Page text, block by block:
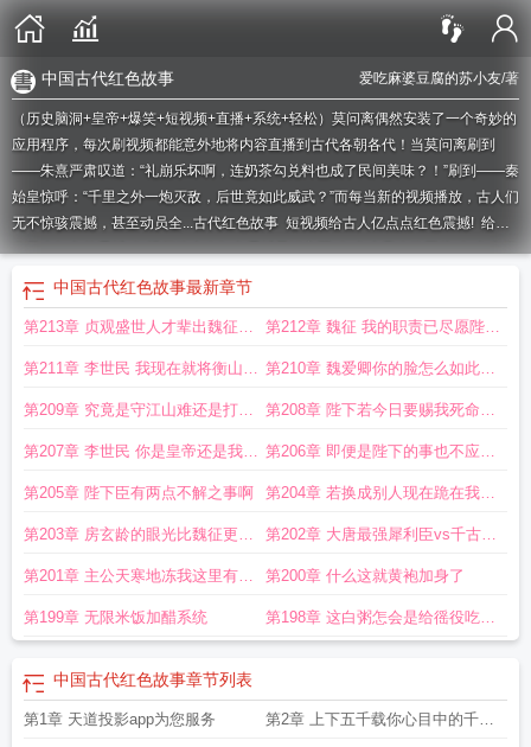
爱吃麻婆豆腐的苏小友/著
中国古代红色故事
（历史脑洞+皇帝+爆笑+短视频+直播+系统+轻松）莫问离偶然安装了一个奇妙的
应用程序，每次刷视频都能意外地将内容直播到古代各朝各代！当莫问离刷到
——朱熹严肃叹道：“礼崩乐坏啊，连奶茶勾兑料也成了民间美味？！”刷到——秦
始皇惊呼：“千里之外一炮灭敌，后世竟如此威武？”而每当新的视频播放，古人们
无不惊骇震撼，甚至动员全...古代红色故事 短视频给古人亿点点红色震撼! 给古
人带来红色的震撼短视频给古人红色震撼星汉玄羽红色古风人物图片红色古代
背景图 红色古装视频 古代 红色 给古人看红色的震撼
国古代红色故事
局给古人红色震撼给古人红色震撼古代红色背景短视频给古人红色震撼星汉
色的震撼
短视频给古人红色震撼古代红色的意义红色 古代古代对红色古代
红色诗词古代对红色的描述播放红色的古诗红色古风人物短视频给古人红色
中国古代红色故事最新章节
第213章 贞观盛世人才辈出魏征或
许才是大唐真正的功臣啊
第212章 魏征 我的职责已尽愿陛下
与大唐永葆强盛
第211章 李世民 我现在就将衡山公
主许配给你的儿子
第210章 魏爱卿你的脸怎么如此黑
是否有恙
第209章 究竟是守江山难还是打江
山难
第208章 陛下若今日要赐我死命魏
征绝无异议
第207章 李世民 你是皇帝还是我是
皇帝啊
第206章 即便是陛下的事也不应例
外啊
第205章 陛下臣有两点不解之事啊 第204章 若换成别人现在跪在我面
前的人恐怕就是你李世民
第203章 房玄龄的眼光比魏征更加
独到啊
第202章 大唐最强犀利臣vs千古一
帝
第201章 主公天寒地冻我这里有一
件龙袍您先穿上御寒吧
第200章 什么这就黄袍加身了
第199章 无限米饭加醋系统 第198章 这白粥怎会是给徭役吃的
中国古代红色故事章节列表
第1章 天道投影app为您服务 第2章 上下五千载你心目中的千古